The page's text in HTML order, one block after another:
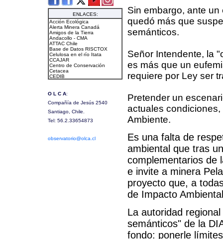
Sin embargo, ante
quedó más que
semánticos.
Señor Intendente, la
es más que un
requiere por Ley ser
Pretender un
actuales
Ambiente.
Es una falta de
ambiental que tras
complementarios de
e invite a minera
proyecto que, a
de Impacto
La autoridad
semánticos" de la
fondo: ponerle